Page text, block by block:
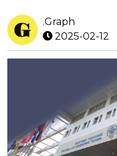
.Graph
2025-02-12